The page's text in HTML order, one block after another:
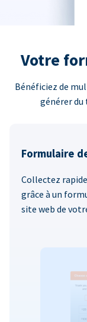
Votre
Bénéficiez de
générer
Formulaire
Collectez
grâce à un
site web de